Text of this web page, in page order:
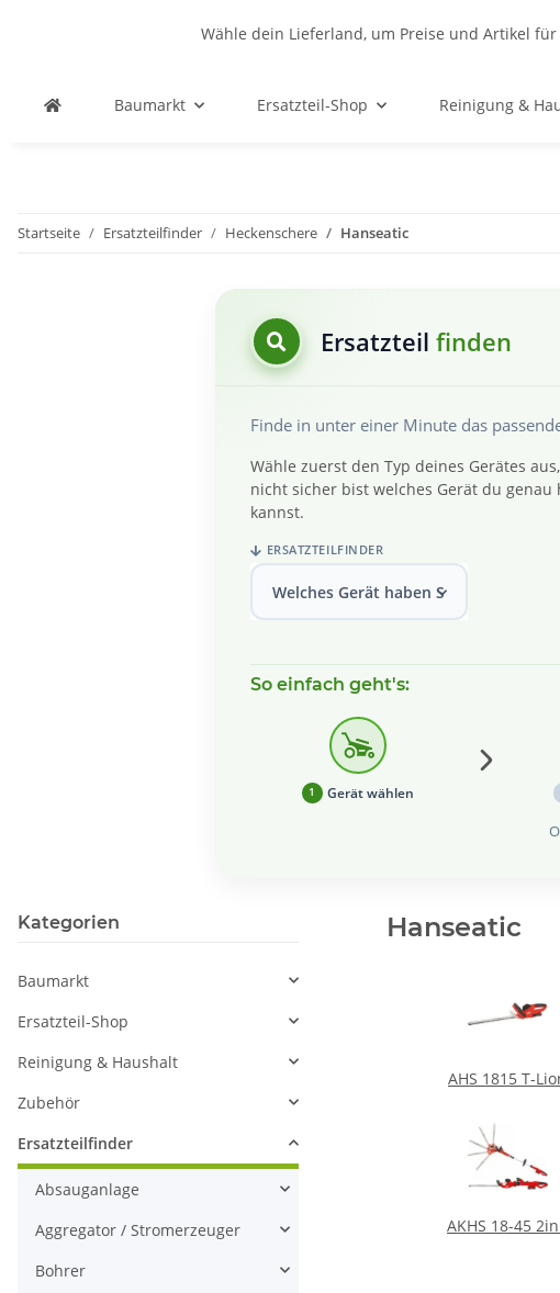
Wähle dein Lieferland, um Preise und Artikel
Baumarkt Ersatzteil-Shop Reinigung &
Startseite Ersatzteilfinder Heckenschere Hanseatic
Ersatzteil finden
Finde in unter einer Minute das
Wähle zuerst den Typ deines Gerätes
nicht sicher bist welches Gerät du genau
kannst.
ERSATZTEILFINDER
Welches Gerät haben Sie?
So einfach geht's:
1 Gerät wählen
Hanseatic
AHS 1815 T-
AKHS 18-45
Kategorien
Baumarkt
Ersatzteil-Shop
Reinigung & Haushalt
Zubehör
Ersatzteilfinder
Absauganlage
Aggregator / Stromerzeuger
Bohrer